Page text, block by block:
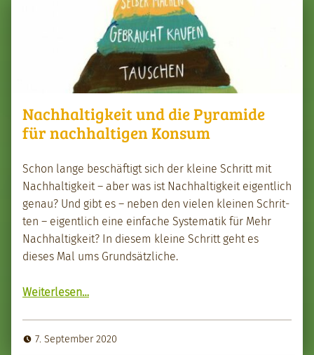
Nachhaltigkeit und die Pyramide
für nachhaltigen Konsum
Schon lange beschäftigt sich der kleine Schritt mit
Nach­haltigkeit – aber was ist Nach­haltigkeit eigentlich
genau? Und gibt es – neben den vie­len kleinen Schrit­
ten – eigentlich eine ein­fache Sys­tem­atik für Mehr
Nach­haltigkeit? In diesem kleine Schritt geht es
dieses Mal ums Grund­sät­zliche.
Weit­er­lesen“Nach­haltigkeit und die Pyra­mide für nach­halti­gen Kon­sum”
…
7. September 2020